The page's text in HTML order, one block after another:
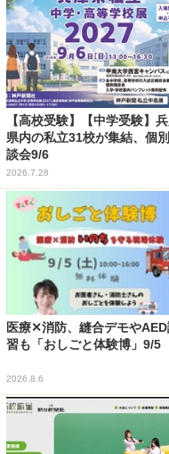
【高校受験】【中学受験】
県内の私立31校が集結、個
談会9/6
2026.7.28
医療✕消防、縫合デモや
習も「おしごと体験博」9/5
2026.8.6